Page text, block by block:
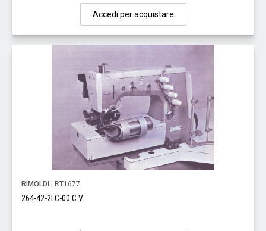
Accedi per acquistare
RIMOLDI | RT1677
264-42-2LC-00 C.V.